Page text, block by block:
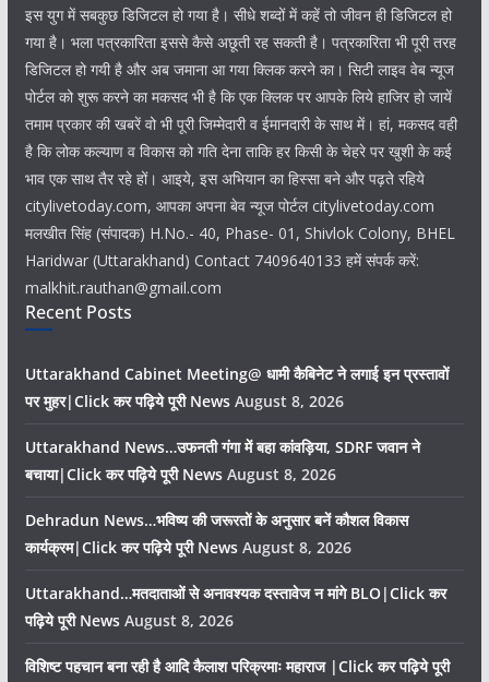
इस युग में सबकुछ डिजिटल हो गया है। सीधे शब्दों में कहें तो जीवन ही डिजिटल हो
गया है। भला पत्रकारिता इससे कैसे अछूती रह सकती है। पत्रकारिता भी पूरी तरह
डिजिटल हो गयी है और अब जमाना आ गया क्लिक करने का। सिटी लाइव वेब न्यूज
पोर्टल को शुरू करने का मकसद भी है कि एक क्लिक पर आपके लिये हाजिर हो जायें
तमाम प्रकार की खबरें वो भी पूरी जिम्मेदारी व ईमानदारी के साथ में। हां, मकसद वही
है कि लोक कल्याण व विकास को गति देना ताकि हर किसी के चेहरे पर खुशी के कई
भाव एक साथ तैर रहे हों। आइये, इस अभियान का हिस्सा बने और पढ़ते रहिये
citylivetoday.com, आपका अपना बेव न्यूज पोर्टल citylivetoday.com
मलखीत सिंह (संपादक) H.No.- 40, Phase- 01, Shivlok Colony, BHEL
Haridwar (Uttarakhand) Contact 7409640133 हमें संपर्क करें:
malkhit.rauthan@gmail.com
Recent Posts
Uttarakhand Cabinet Meeting@ धामी कैबिनेट ने लगाई इन प्रस्तावों
पर मुहर|Click कर पढ़िये पूरी News August 8, 2026
Uttarakhand News…उफनती गंगा में बहा कांवड़िया, SDRF जवान ने
बचाया|Click कर पढ़िये पूरी News August 8, 2026
Dehradun News…भविष्य की जरूरतों के अनुसार बनें कौशल विकास
कार्यक्रम|Click कर पढ़िये पूरी News August 8, 2026
Uttarakhand…मतदाताओं से अनावश्यक दस्तावेज न मांगे BLO|Click कर
पढ़िये पूरी News August 8, 2026
विशिष्ट पहचान बना रही है आदि कैलाश परिक्रमाः महाराज |Click कर पढ़िये पूरी